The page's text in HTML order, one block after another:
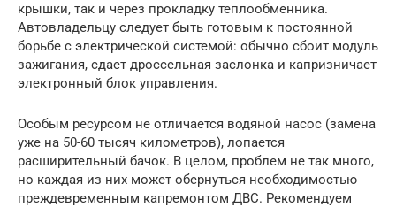
крышки, так и через прокладку теплообменника.
Автовладельцу следует быть готовым к постоянной
борьбе с электрической системой: обычно сбоит модуль
зажигания, сдает дроссельная заслонка и капризничает
электронный блок управления.
Особым ресурсом не отличается водяной насос (замена
уже на 50-60 тысяч километров), лопается
расширительный бачок. В целом, проблем не так много,
но каждая из них может обернуться необходимостью
преждевременным капремонтом ДВС. Рекомендуем